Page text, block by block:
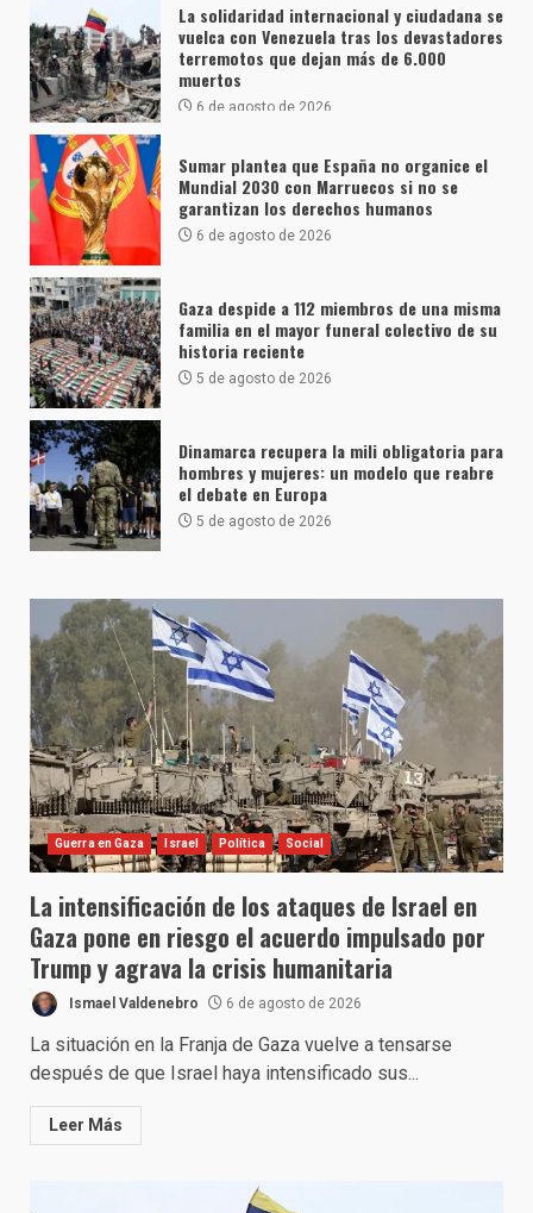
La solidaridad internacional y ciudadana se
vuelca con Venezuela tras los devastadores
terremotos que dejan más de 6.000
muertos
6 de agosto de 2026
Sumar plantea que España no organice el
Mundial 2030 con Marruecos si no se
garantizan los derechos humanos
6 de agosto de 2026
Gaza despide a 112 miembros de una misma
familia en el mayor funeral colectivo de su
historia reciente
5 de agosto de 2026
Dinamarca recupera la mili obligatoria para
hombres y mujeres: un modelo que reabre
el debate en Europa
5 de agosto de 2026
Guerra en Gaza Israel Política Social
La intensificación de los ataques de Israel en
Gaza pone en riesgo el acuerdo impulsado por
Trump y agrava la crisis humanitaria
Ismael Valdenebro 6 de agosto de 2026
La situación en la Franja de Gaza vuelve a tensarse
después de que Israel haya intensificado sus...
Leer Más